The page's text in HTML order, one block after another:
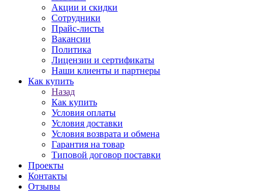
Акции и скидки
Сотрудники
Прайс-листы
Вакансии
Политика
Лицензии и сертификаты
Наши клиенты и партнеры
Как купить
Назад
Как купить
Условия оплаты
Условия доставки
Условия возврата и обмена
Гарантия на товар
Типовой договор поставки
Проекты
Контакты
Отзывы